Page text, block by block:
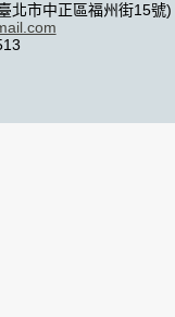
北市中正區福州街15號)